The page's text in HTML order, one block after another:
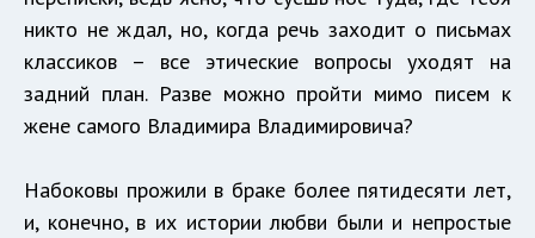
никто не ждал, но, когда речь заходит о письмах
классиков – все этические вопросы уходят на
задний план. Разве можно пройти мимо писем к
жене самого Владимира Владимировича?
Набоковы прожили в браке более пятидесяти лет,
и, конечно, в их истории любви были и непростые